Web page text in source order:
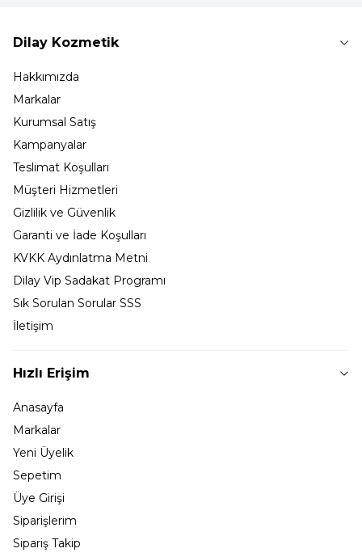
Dilay Kozmetik
Hakkımızda
Markalar
Kurumsal Satış
Kampanyalar
Teslimat Koşulları
Müşteri Hizmetleri
Gizlilik ve Güvenlik
Garanti ve İade Koşulları
KVKK Aydınlatma Metni
Dilay Vip Sadakat Programı
Sık Sorulan Sorular SSS
İletişim
Hızlı Erişim
Anasayfa
Markalar
Yeni Üyelik
Sepetim
Üye Girişi
Siparişlerim
Sipariş Takip